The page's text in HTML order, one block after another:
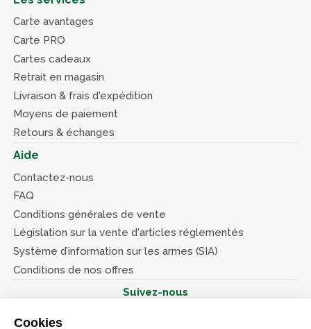
Cookies
Carte avantages
Carte PRO
Cartes cadeaux
Retrait en magasin
Livraison & frais d'expédition
Moyens de paiement
Retours & échanges
Aide
Contactez-nous
FAQ
Conditions générales de vente
Législation sur la vente d'articles réglementés
Système d’information sur les armes (SIA)
Conditions de nos offres
Suivez-nous